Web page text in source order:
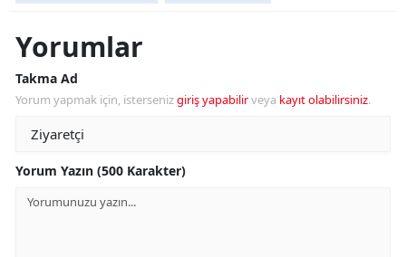
Yorumlar
Takma Ad
Yorum yapmak için, istersenizgiriş yapabilirveya kayıt olabilirsiniz.
Yorum Yazın (500 Karakter)